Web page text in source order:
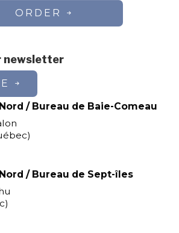
ORDER
newsletter
/ Bureau de Baie-Comeau
/ Bureau de Sept-îles